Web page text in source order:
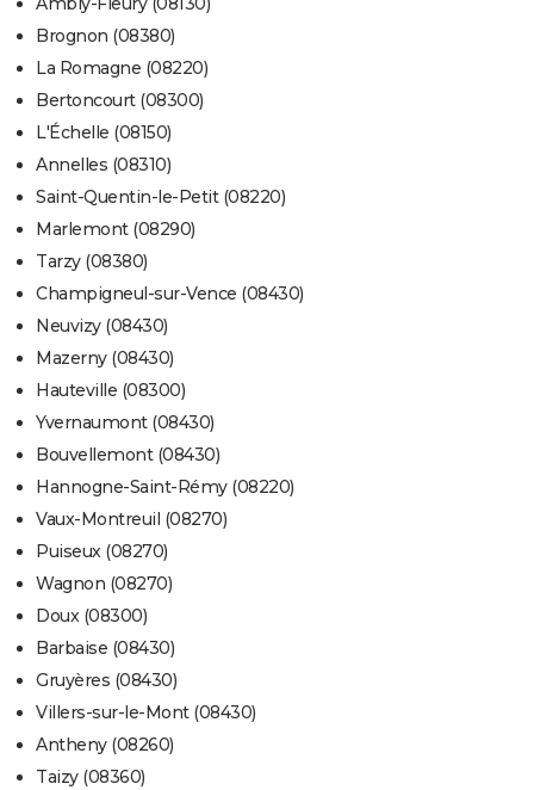
Brognon (08380)
La Romagne (08220)
Bertoncourt (08300)
L'Échelle (08150)
Annelles (08310)
Saint-Quentin-le-Petit (08220)
Marlemont (08290)
Tarzy (08380)
Champigneul-sur-Vence (08430)
Neuvizy (08430)
Mazerny (08430)
Hauteville (08300)
Yvernaumont (08430)
Bouvellemont (08430)
Hannogne-Saint-Rémy (08220)
Vaux-Montreuil (08270)
Puiseux (08270)
Wagnon (08270)
Doux (08300)
Barbaise (08430)
Gruyères (08430)
Villers-sur-le-Mont (08430)
Antheny (08260)
Taizy (08360)